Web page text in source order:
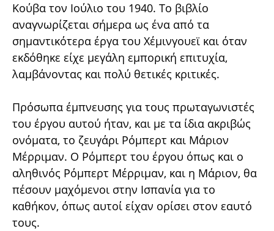
Κούβα τον Ιούλιο του 1940. Το βιβλίο
αναγνωρίζεται σήμερα ως ένα από τα
σημαντικότερα έργα του Χέμινγουεϊ και όταν
εκδόθηκε είχε μεγάλη εμπορική επιτυχία,
λαμβάνοντας και πολύ θετικές κριτικές.
Πρόσωπα έμπνευσης για τους πρωταγωνιστές
του έργου αυτού ήταν, και με τα ίδια ακριβώς
ονόματα, το ζευγάρι Ρόμπερτ και Μάριον
Μέρριμαν. Ο Ρόμπερτ του έργου όπως και ο
αληθινός Ρόμπερτ Μέρριμαν, και η Μάριον, θα
πέσουν μαχόμενοι στην Ισπανία για το
καθήκον, όπως αυτοί είχαν ορίσει στον εαυτό
τους.